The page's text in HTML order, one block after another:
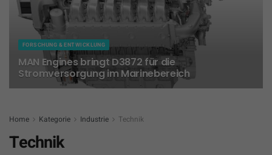
FORSCHUNG & ENTWICKLUNG
MAN Engines bringt D3872 für die
Stromversorgung im Marinebereich
Home Kategorie Industrie Technik
Technik